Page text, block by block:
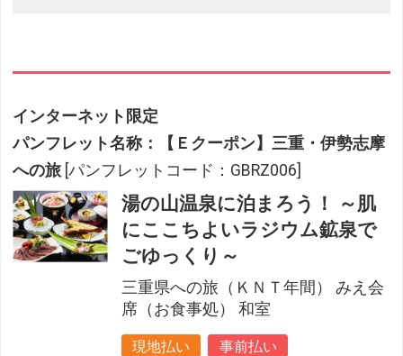
インターネット限定
パンフレット名称：【Ｅクーポン】三重・伊勢志摩
への旅 [パンフレットコード：GBRZ006]
湯の山温泉に泊まろう！ ～肌
にここちよいラジウム鉱泉で
ごゆっくり～
三重県への旅（ＫＮＴ年間） みえ会
席（お食事処） 和室
現地払い
事前払い